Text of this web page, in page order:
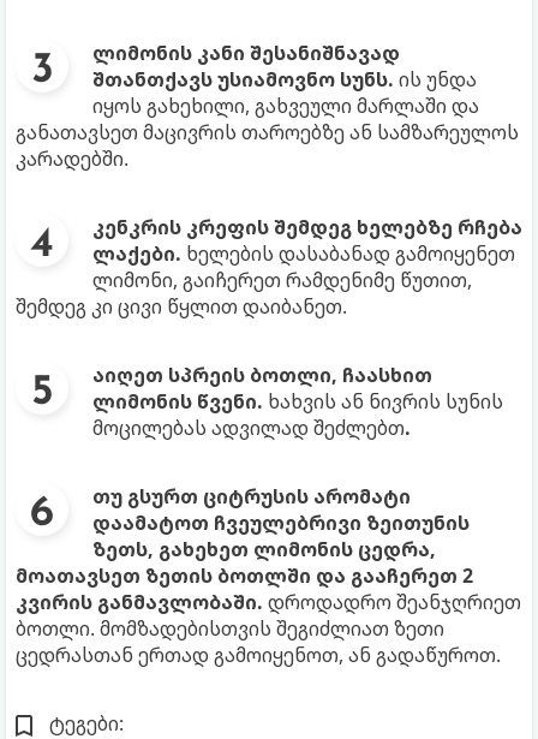
ლიმონის კანი შესანიშნავად
შთანთქავს უსიამოვნო სუნს. ის უნდა
იყოს გახეხილი, გახვეული მარლაში და
განათავსეთ მაცივრის თაროებზე ან სამზარეულოს
კარადებში.
კენკრის კრეფის შემდეგ ხელებზე რჩება
ლაქები. ხელების დასაბანად გამოიყენეთ
ლიმონი, გაიჩერეთ რამდენიმე წუთით,
შემდეგ კი ცივი წყლით დაიბანეთ.
აიღეთ სპრეის ბოთლი, ჩაასხით
ლიმონის წვენი. ხახვის ან ნივრის სუნის
მოცილებას ადვილად შეძლებთ.
თუ გსურთ ციტრუსის არომატი
დაამატოთ ჩვეულებრივი ზეითუნის
ზეთს, გახეხეთ ლიმონის ცედრა,
მოათავსეთ ზეთის ბოთლში და გააჩერეთ 2
კვირის განმავლობაში. დროდადრო შეანჯღრიეთ
ბოთლი. მომზადებისთვის შეგიძლიათ ზეთი
ცედრასთან ერთად გამოიყენოთ, ან გადაწუროთ.
ტეგები: